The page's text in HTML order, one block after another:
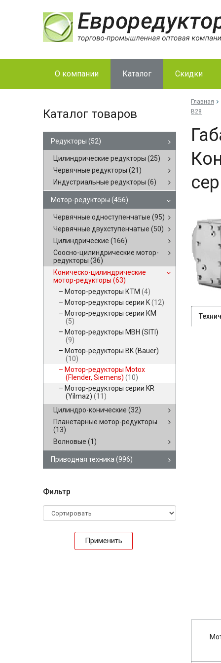
О компании Каталог Скидки
Каталог товаров
Редукторы (52)
Цилиндрические редукторы (25)
Червячные редукторы (21)
Индустриальные редукторы (6)
Мотор-редукторы (456)
Червячные одноступенчатые (95)
Червячные двухступенчатые (50)
Цилиндрические (166)
Соосно-цилиндрические мотор-
редукторы (36)
Коническо-цилиндрические
мотор-редукторы (63)
Мотор-редукторы КТМ (4)
Мотор-редукторы серии K(12)
Мотор-редукторы серии КМ
(5)
Мотор-редукторы MBH (SITI)
(9)
Мотор-редукторы BK (Bauer)
(10)
Мотор-редукторы Motox
(Flender, Siemens) (10)
Мотор-редукторы серии KR
(Yilmaz) (11)
Цилиндро-конические (32)
Планетарные мотор-редукторы
(13)
Волновые (1)
Приводная техника (996)
Фильтр
Применить
Главная
B28